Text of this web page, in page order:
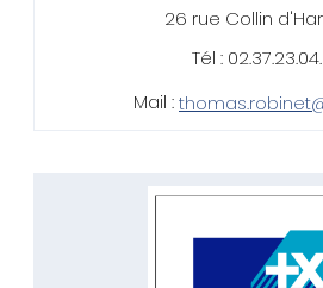
26 rue Collin
Tél :
Mail :